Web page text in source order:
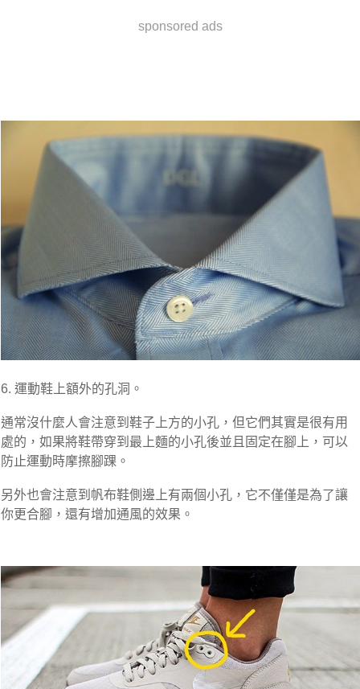
sponsored ads
6. 運動鞋上額外的孔洞。
通常沒什麼人會注意到鞋子上方的小孔，但它們其實是很有用
處的，如果將鞋帶穿到最上麵的小孔後並且固定在腳上，可以
防止運動時摩擦腳踝。
另外也會注意到帆布鞋側邊上有兩個小孔，它不僅僅是為了讓
你更合腳，還有增加通風的效果。